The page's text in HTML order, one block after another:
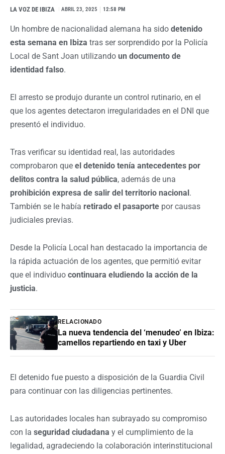
LA VOZ DE IBIZA ABRIL 23, 2025 12:58 PM
Un hombre de nacionalidad alemana ha sido detenido
esta semana en Ibiza tras ser sorprendido por la Policía
Local de Sant Joan utilizando un documento de
identidad falso.
El arresto se produjo durante un control rutinario, en el
que los agentes detectaron irregularidades en el DNI que
presentó el individuo.
Tras verificar su identidad real, las autoridades
comprobaron que el detenido tenía antecedentes por
delitos contra la salud pública, además de una
prohibición expresa de salir del territorio nacional .
También se le había retirado el pasaporte por causas
judiciales previas.
Desde la Policía Local han destacado la importancia de
la rápida actuación de los agentes, que permitió evitar
que el individuo continuara eludiendo la acción de la
justicia.
RELACIONADO
La nueva tendencia del ‘menudeo’ en Ibiza:
camellos repartiendo en taxi y Uber
El detenido fue puesto a disposición de la Guardia Civil
para continuar con las diligencias pertinentes.
Las autoridades locales han subrayado su compromiso
con la seguridad ciudadana y el cumplimiento de la
legalidad, agradeciendo la colaboración interinstitucional